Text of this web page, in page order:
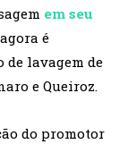
em seu
é
lavagem de
e Queiroz.
do promotor